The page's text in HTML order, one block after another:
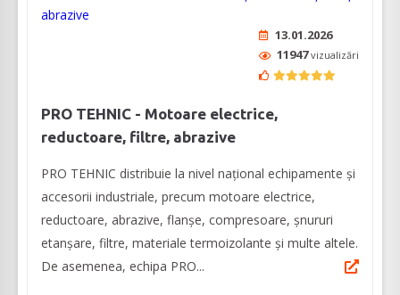
13.01.2026
11947vizualizări
PRO TEHNIC - Motoare electrice,
reductoare, filtre, abrazive
PRO TEHNIC distribuie la nivel național echipamente și
accesorii industriale, precum motoare electrice,
reductoare, abrazive, flanșe, compresoare, șnururi
etanșare, filtre, materiale termoizolante și multe altele.
De asemenea, echipa PRO...